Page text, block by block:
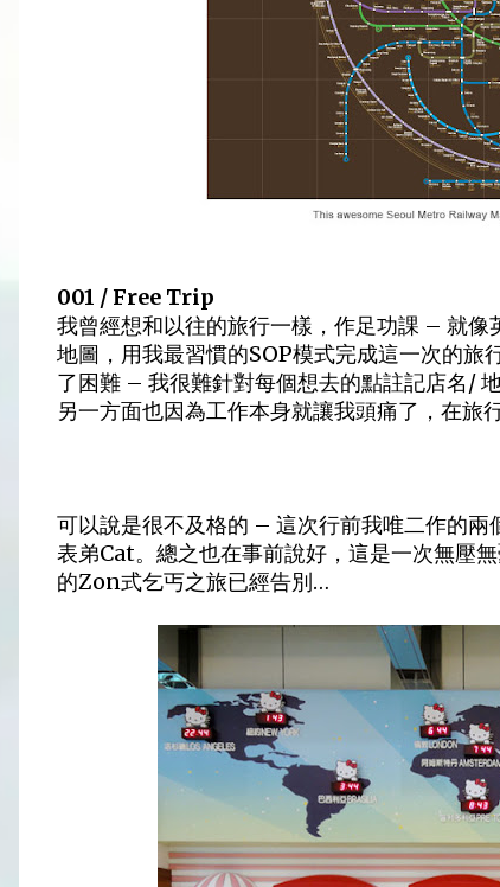
001 / Free Trip
我曾經想和以往的旅行一樣，作足功課 – 就
地圖，用我最習慣的SOP模式完成這一次的
了困難 – 我很難針對每個想去的點註記店名/
另一方面也因為工作本身就讓我頭痛了，在
可以說是很不及格的 – 這次行前我唯二作的
表弟Cat。總之也在事前說好，這是一次無壓
的Zon式乞丐之旅已經告別…